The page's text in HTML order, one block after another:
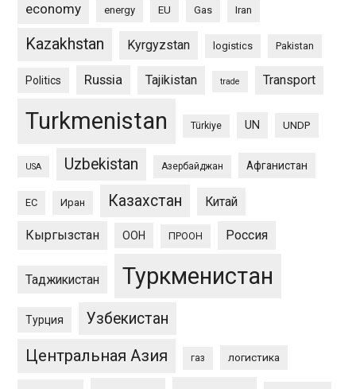
economy energy EU Gas Iran
Kazakhstan Kyrgyzstan logistics Pakistan
Politics Russia Tajikistan trade Transport
Turkmenistan Türkiye UN UNDP
USA Uzbekistan Азербайджан Афганистан
ЕС Иран Казахстан Китай
Кыргызстан ООН ПРООН Россия
Таджикистан Туркменистан
Турция Узбекистан
Центральная Азия газ логистика